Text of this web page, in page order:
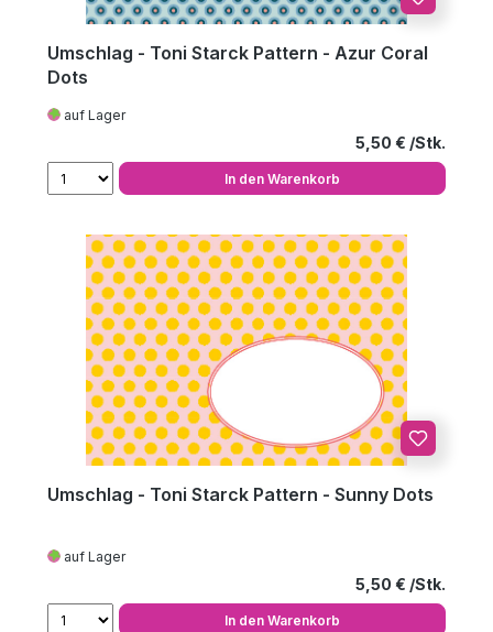
Umschlag - Toni Starck Pattern - Azur Coral
Dots
auf Lager
Regulärer
5,50 €
In den Warenkorb
Umschlag - Toni Starck Pattern - Sunny Dots
auf Lager
Regulärer
5,50 €
In den Warenkorb